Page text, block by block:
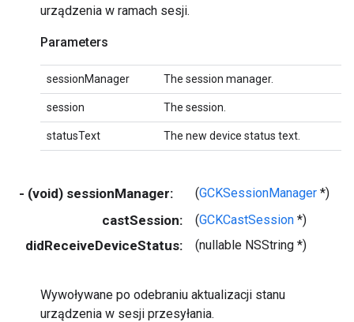
urządzenia w ramach sesji.
Parameters
sessionManager The session manager.
session The session.
statusText The new device status text.
- (void) sessionManager: (GCKSessionManager *)
castSession: (GCKCastSession *)
didReceiveDeviceStatus: (nullable NSString *)
Wywoływane po odebraniu aktualizacji stanu
urządzenia w sesji przesyłania.